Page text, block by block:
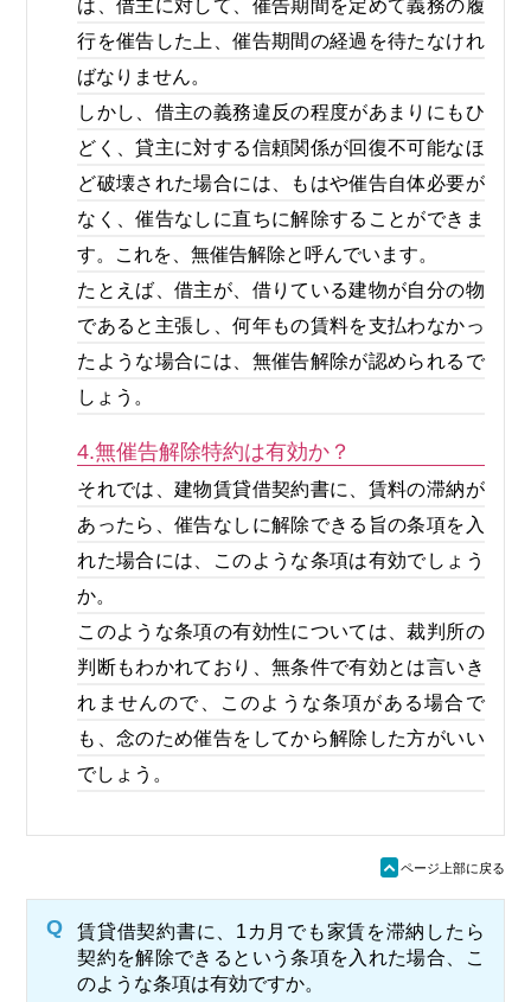
は、借主に対して、催告期間を定めて義務の履
行を催告した上、催告期間の経過を待たなけれ
ばなりません。
しかし、借主の義務違反の程度があまりにもひ
どく、貸主に対する信頼関係が回復不可能なほ
ど破壊された場合には、もはや催告自体必要が
なく、催告なしに直ちに解除することができま
す。これを、無催告解除と呼んでいます。
たとえば、借主が、借りている建物が自分の物
であると主張し、何年もの賃料を支払わなかっ
たような場合には、無催告解除が認められるで
しょう。
4.無催告解除特約は有効か？
それでは、建物賃貸借契約書に、賃料の滞納が
あったら、催告なしに解除できる旨の条項を入
れた場合には、このような条項は有効でしょう
か。
このような条項の有効性については、裁判所の
判断もわかれており、無条件で有効とは言いき
れませんので、このような条項がある場合で
も、念のため催告をしてから解除した方がいい
でしょう。
ü ページ上部に戻る
Q
賃貸借契約書に、1カ月でも家賃を滞納したら
契約を解除できるという条項を入れた場合、こ
のような条項は有効ですか。